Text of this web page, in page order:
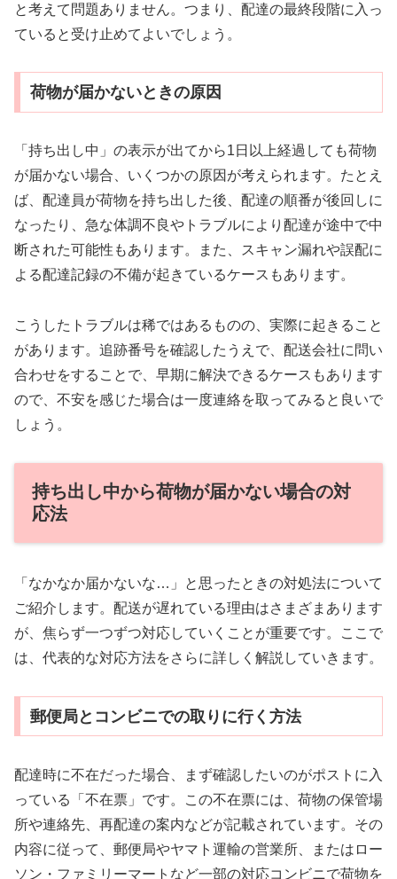
と考えて問題ありません。つまり、配達の最終段階に入っ
ていると受け止めてよいでしょう。
荷物が届かないときの原因
「持ち出し中」の表示が出てから1日以上経過しても荷物
が届かない場合、いくつかの原因が考えられます。たとえ
ば、配達員が荷物を持ち出した後、配達の順番が後回しに
なったり、急な体調不良やトラブルにより配達が途中で中
断された可能性もあります。また、スキャン漏れや誤配に
よる配達記録の不備が起きているケースもあります。
こうしたトラブルは稀ではあるものの、実際に起きること
があります。追跡番号を確認したうえで、配送会社に問い
合わせをすることで、早期に解決できるケースもあります
ので、不安を感じた場合は一度連絡を取ってみると良いで
しょう。
持ち出し中から荷物が届かない場合の対
応法
「なかなか届かないな…」と思ったときの対処法について
ご紹介します。配送が遅れている理由はさまざまあります
が、焦らず一つずつ対応していくことが重要です。ここで
は、代表的な対応方法をさらに詳しく解説していきます。
郵便局とコンビニでの取りに行く方法
配達時に不在だった場合、まず確認したいのがポストに入
っている「不在票」です。この不在票には、荷物の保管場
所や連絡先、再配達の案内などが記載されています。その
内容に従って、郵便局やヤマト運輸の営業所、またはロー
ソン・ファミリーマートなど一部の対応コンビニで荷物を